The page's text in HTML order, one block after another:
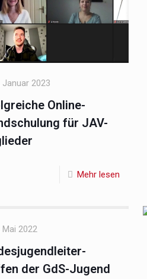
Januar 2023
Online-
für JAV-
Mehr lesen
Mai 2022
der GdS-Jugend